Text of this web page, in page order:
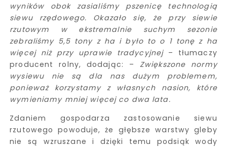
wyników obok zasialiśmy pszenicę technologią
siewu rzędowego. Okazało się, że przy siewie
rzutowym w ekstremalnie suchym sezonie
zebraliśmy 5,5 tony z ha i było to o 1 tonę z ha
więcej niż przy uprawie tradycyjnej– tłumaczy
producent rolny, dodając: – Zwiększone normy
wysiewu nie są dla nas dużym problemem,
ponieważ korzystamy z własnych nasion, które
wymieniamy mniej więcej co dwa lata.
Zdaniem gospodarza zastosowanie siewu
rzutowego powoduje, że głębsze warstwy gleby
nie są wzruszane i dzięki temu podsiąk wody